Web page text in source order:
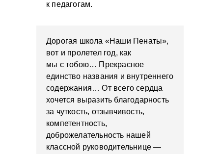
к педагогам.
Дорогая школа «Наши Пенаты»,
вот и пролетел год, как
мы с тобою… Прекрасное
единство названия и внутреннего
содержания… От всего сердца
хочется выразить благодарность
за чуткость, отзывчивость,
компетентность,
доброжелательность нашей
классной руководительнице —